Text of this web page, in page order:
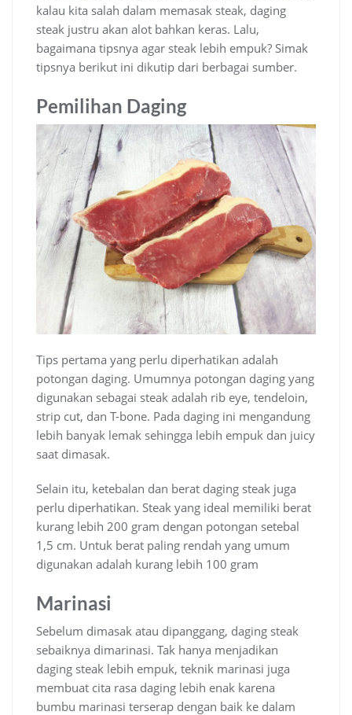
kalau kita salah dalam memasak steak, daging
steak justru akan alot bahkan keras. Lalu,
bagaimana tipsnya agar steak lebih empuk? Simak
tipsnya berikut ini dikutip dari berbagai sumber.
Pemilihan Daging
Tips pertama yang perlu diperhatikan adalah
potongan daging. Umumnya potongan daging yang
digunakan sebagai steak adalah rib eye, tendeloin,
strip cut, dan T-bone. Pada daging ini mengandung
lebih banyak lemak sehingga lebih empuk dan juicy
saat dimasak.
Selain itu, ketebalan dan berat daging steak juga
perlu diperhatikan. Steak yang ideal memiliki berat
kurang lebih 200 gram dengan potongan setebal
1,5 cm. Untuk berat paling rendah yang umum
digunakan adalah kurang lebih 100 gram
Marinasi
Sebelum dimasak atau dipanggang, daging steak
sebaiknya dimarinasi. Tak hanya menjadikan
daging steak lebih empuk, teknik marinasi juga
membuat cita rasa daging lebih enak karena
bumbu marinasi terserap dengan baik ke dalam